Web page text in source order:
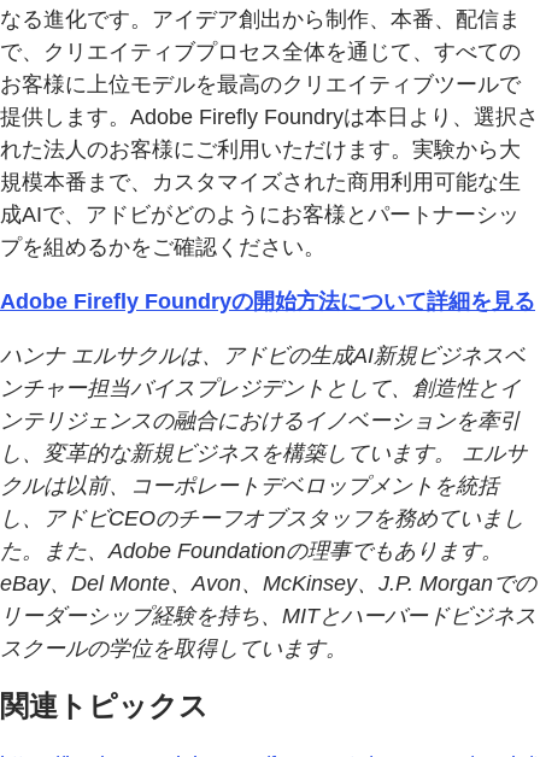
なる進化です。アイデア創出から制作、本番、配信ま
で、クリエイティブプロセス全体を通じて、すべての
お客様に上位モデルを最高のクリエイティブツールで
提供します。Adobe Firefly Foundryは本日より、選択さ
れた法人のお客様にご利用いただけます。実験から大
規模本番まで、カスタマイズされた商用利用可能な生
成AIで、アドビがどのようにお客様とパートナーシッ
プを組めるかをご確認ください。
Adobe Firefly Foundryの開始方法について詳細を見る
ハンナ エルサクルは、アドビの生成AI新規ビジネスベ
ンチャー担当バイスプレジデントとして、創造性とイ
ンテリジェンスの融合におけるイノベーションを牽引
し、変革的な新規ビジネスを構築しています。
エルサ
クルは以前、コーポレートデベロップメントを統括
し、アドビCEOのチーフオブスタッフを務めていまし
た。また、Adobe Foundationの理事でもあります。
eBay、Del Monte、Avon、McKinsey、J.P. Morganでの
リーダーシップ経験を持ち、MITとハーバードビジネス
スクールの学位を取得しています。
関連トピックス